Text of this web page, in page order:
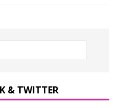
& TWITTER